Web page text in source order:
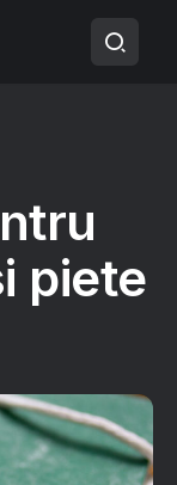
piete